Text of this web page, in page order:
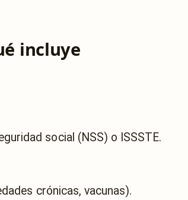
incluye
social (NSS) o ISSSTE.
crónicas, vacunas).